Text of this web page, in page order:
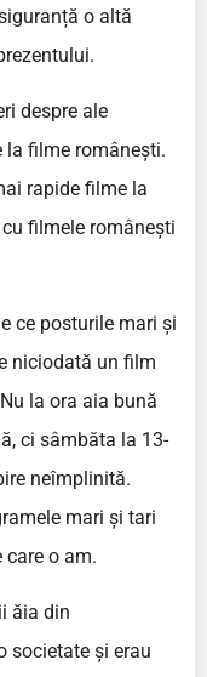
o altă
despre ale
la filme românești.
rapide filme la
filmele românești
ce posturile mari și
niciodată un film
la ora aia bună
ci sâmbăta la 13-
neîmplinită.
mari și tari
care o am.
ăia din
societate și erau